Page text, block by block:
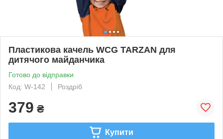
Пластикова качель WCG TARZAN для
дитячого майданчика
Готово до відправки
Код: W-142
Роздріб
379 ₴
Купити